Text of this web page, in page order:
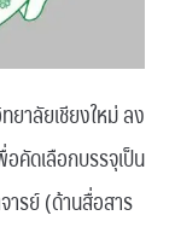
าลัยเชียงใหม่ ลง
คัดเลือกบรรจุเป็น
ารย์ (ด้านสื่อสาร